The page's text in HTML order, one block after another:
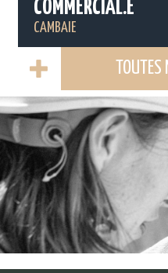
COMMERCIAL.E
CAMBAIE